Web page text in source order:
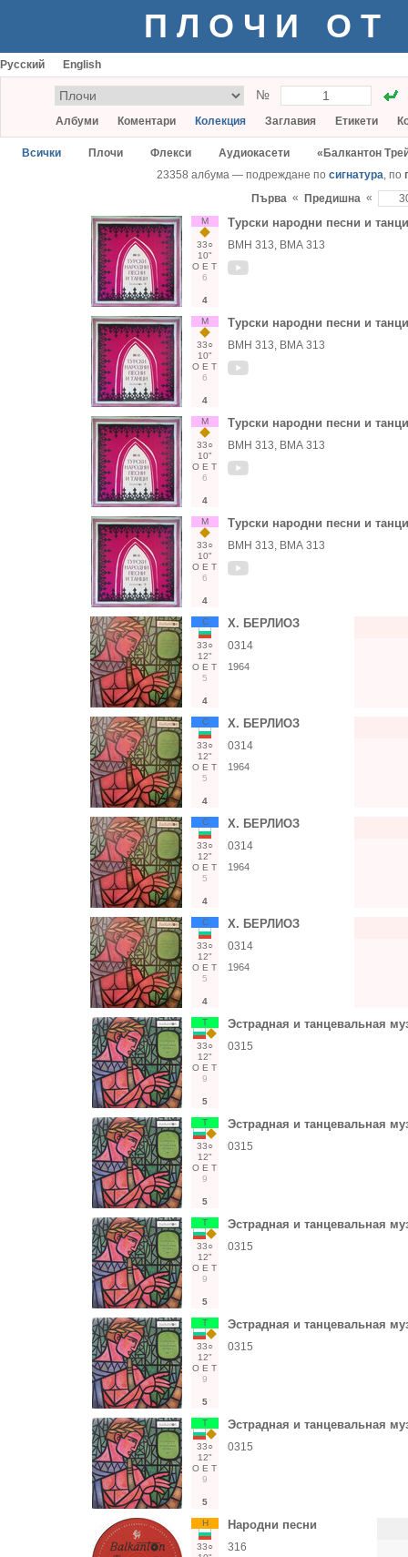
ПЛОЧИ ОТ
Русский English
№
Албуми Коментари Колекция Заглавия Етикети
Всички Плочи Флекси Аудиокасети
«Балкантон
23358 албума — подреждане по сигнатура, по
Първа « Предишна «
М
33○
10"
О Е Т
6
4
Турски народни песни и танци
ВМН 313, ВМА 313
М
33○
10"
О Е Т
6
4
Турски народни песни и танци
ВМН 313, ВМА 313
М
33○
10"
О Е Т
6
4
Турски народни песни и танци
ВМН 313, ВМА 313
М
33○
10"
О Е Т
6
4
Турски народни песни и танци
ВМН 313, ВМА 313
С
33○
12"
О Е Т
5
4
Х. БЕРЛИОЗ
0314
1964
С
33○
12"
О Е Т
5
4
Х. БЕРЛИОЗ
0314
1964
С
33○
12"
О Е Т
5
4
Х. БЕРЛИОЗ
0314
1964
С
33○
12"
О Е Т
5
4
Х. БЕРЛИОЗ
0314
1964
Т
33○
12"
О Е Т
9
5
Эстрадная и танцевальная
0315
Т
33○
12"
О Е Т
9
5
Эстрадная и танцевальная
0315
Т
33○
12"
О Е Т
9
5
Эстрадная и танцевальная
0315
Т
33○
12"
О Е Т
9
5
Эстрадная и танцевальная
0315
Т
33○
12"
О Е Т
9
5
Эстрадная и танцевальная
0315
Н
33○
Народни песни
316